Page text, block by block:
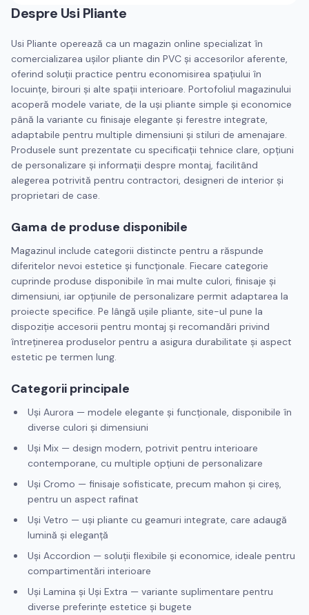
Despre Usi Pliante
Usi Pliante operează ca un magazin online specializat în
comercializarea ușilor pliante din PVC și accesorilor aferente,
oferind soluții practice pentru economisirea spațiului în
locuințe, birouri și alte spații interioare. Portofoliul magazinului
acoperă modele variate, de la uși pliante simple și economice
până la variante cu finisaje elegante și ferestre integrate,
adaptabile pentru multiple dimensiuni și stiluri de amenajare.
Produsele sunt prezentate cu specificații tehnice clare, opțiuni
de personalizare și informații despre montaj, facilitând
alegerea potrivită pentru contractori, designeri de interior și
proprietari de case.
Gama de produse disponibile
Magazinul include categorii distincte pentru a răspunde
diferitelor nevoi estetice și funcționale. Fiecare categorie
cuprinde produse disponibile în mai multe culori, finisaje și
dimensiuni, iar opțiunile de personalizare permit adaptarea la
proiecte specifice. Pe lângă ușile pliante, site-ul pune la
dispoziție accesorii pentru montaj și recomandări privind
întreținerea produselor pentru a asigura durabilitate și aspect
estetic pe termen lung.
Categorii principale
Uși Aurora — modele elegante și funcționale, disponibile în
diverse culori și dimensiuni
Uși Mix — design modern, potrivit pentru interioare
contemporane, cu multiple opțiuni de personalizare
Uși Cromo — finisaje sofisticate, precum mahon și cireș,
pentru un aspect rafinat
Uși Vetro — uși pliante cu geamuri integrate, care adaugă
lumină și eleganță
Uși Accordion — soluții flexibile și economice, ideale pentru
compartimentări interioare
Uși Lamina și Uși Extra — variante suplimentare pentru
diverse preferințe estetice și bugete